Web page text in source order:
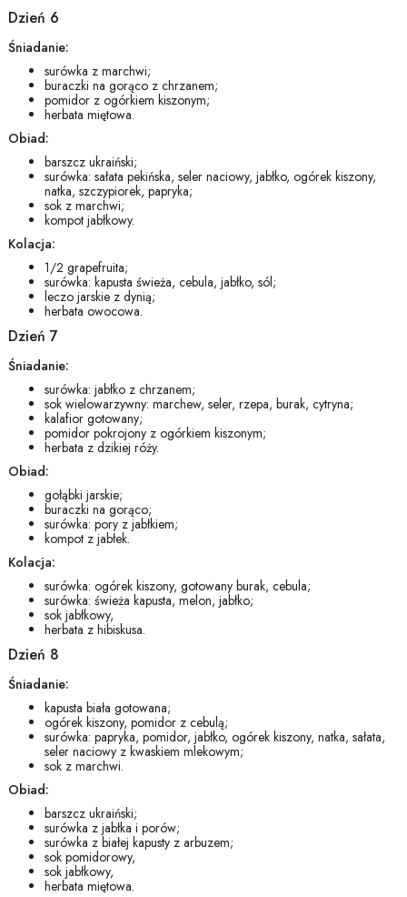
Dzień 6
Śniadanie:
surówka z marchwi;
buraczki na gorąco z chrzanem;
pomidor z ogórkiem kiszonym;
herbata miętowa.
Obiad:
barszcz ukraiński;
surówka: sałata pekińska, seler naciowy, jabłko, ogórek kiszony,
natka, szczypiorek, papryka;
sok z marchwi;
kompot jabłkowy.
Kolacja:
1/2 grapefruita;
surówka: kapusta świeża, cebula, jabłko, sól;
leczo jarskie z dynią;
herbata owocowa.
Dzień 7
Śniadanie:
surówka: jabłko z chrzanem;
sok wielowarzywny: marchew, seler, rzepa, burak, cytryna;
kalafior gotowany;
pomidor pokrojony z ogórkiem kiszonym;
herbata z dzikiej róży.
Obiad:
gołąbki jarskie;
buraczki na gorąco;
surówka: pory z jabłkiem;
kompot z jabłek.
Kolacja:
surówka: ogórek kiszony, gotowany burak, cebula;
surówka: świeża kapusta, melon, jabłko;
sok jabłkowy,
herbata z hibiskusa.
Dzień 8
Śniadanie:
kapusta biała gotowana;
ogórek kiszony, pomidor z cebulą;
surówka: papryka, pomidor, jabłko, ogórek kiszony, natka, sałata,
seler naciowy z kwaskiem mlekowym;
sok z marchwi.
Obiad:
barszcz ukraiński;
surówka z jabłka i porów;
surówka z białej kapusty z arbuzem;
sok pomidorowy,
sok jabłkowy,
herbata miętowa.